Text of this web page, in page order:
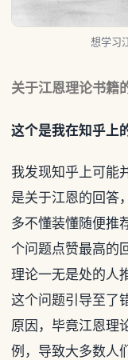
想学习
关于江恩理论书籍
这个是我在知乎上
我发现知乎上可能
是关于江恩的回答
多不懂装懂随便推
个问题点赞最高的
理论一无是处的人
这个问题引导至了
原因，毕竟江恩理
例，导致大多数人